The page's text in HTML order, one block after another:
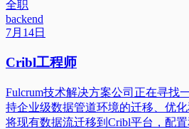
全职
backend
7月14日
Cribl工程师
Fulcrum技术解决方案公司正在寻找
持企业级数据管道环境的迁移、优
将现有数据流迁移到Cribl平台，配